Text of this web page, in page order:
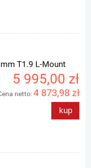
T1.9 L-Mount
5 995,00 zł
netto:4 873,98 zł
kup